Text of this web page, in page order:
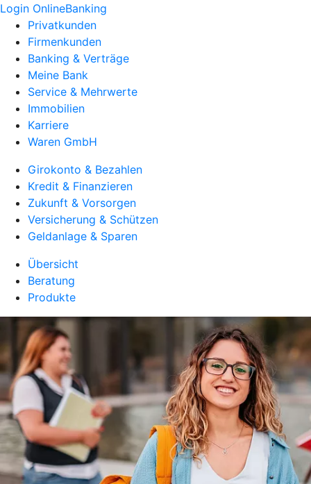
Login OnlineBanking
Privatkunden
Firmenkunden
Banking & Verträge
Meine Bank
Service & Mehrwerte
Immobilien
Karriere
Waren GmbH
Girokonto & Bezahlen
Kredit & Finanzieren
Zukunft & Vorsorgen
Versicherung & Schützen
Geldanlage & Sparen
Übersicht
Beratung
Produkte